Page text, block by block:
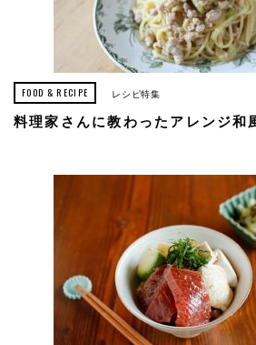
FOOD & RECIPE レシピ特集
料理家さんに教わったアレンジ和